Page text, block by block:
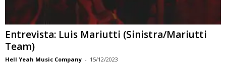
Entrevista: Luis Mariutti (Sinistra/Mariutti
Team)
Hell Yeah Music Company - 15/12/2023